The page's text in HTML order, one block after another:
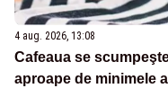
4 aug. 2026, 13:08
Cafeaua se
aproape de minimele